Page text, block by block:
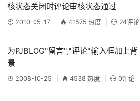
核状态关闭时评论审核状态通过
2010-05-17 41575 热度 24评论
为PJBLOG"留言","评论"输入框加上背
景
2008-10-25 4538 热度 0评论